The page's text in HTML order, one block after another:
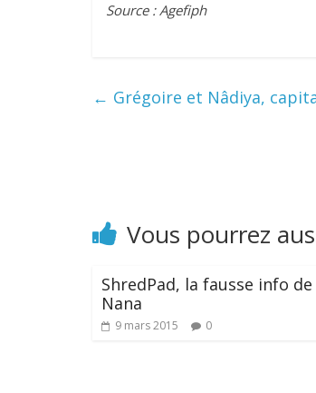
Source : Agefiph
← Grégoire et Nâdiya,
Vous pourrez
ShredPad, la fausse info de
Nana
9 mars 2015 0